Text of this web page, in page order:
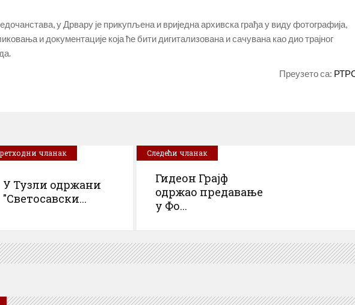
у Дрвару је прикупљена и вриједна архивска грађа у виду фотографија,
и документације која ће бити дигитализована и сачувана као дио трајног
Преузето са:
чланак
У Тузли одржани
"Светосавски...
Следећи чланак
Гидеон Грајф
одржао предавање
у Фо...